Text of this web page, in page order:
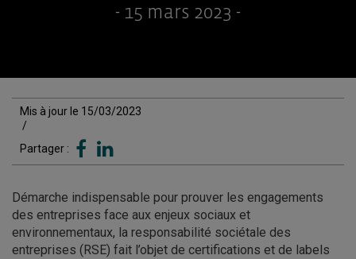
- 15 mars 2023 -
Mis à jour le 15/03/2023
/
Partager :
Démarche indispensable pour prouver les engagements
des entreprises face aux enjeux sociaux et
environnementaux, la responsabilité sociétale des
entreprises (RSE) fait l’objet de certifications et de labels